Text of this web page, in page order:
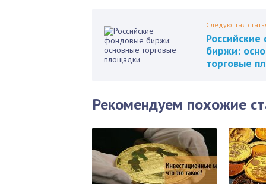
Следующая
биржи:
торговые
Рекомендуем похожие